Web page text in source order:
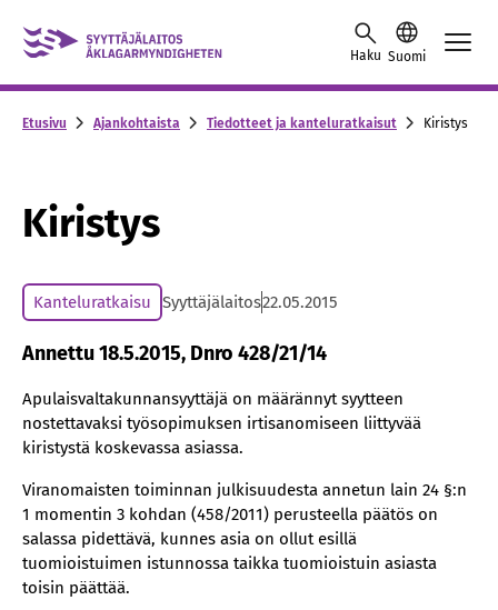
Siirry sisältöön
Haku Suomi
Etusivu Ajankohtaista Tiedotteet ja kanteluratkaisut Kiristys
Kiristys
Kanteluratkaisu Syyttäjälaitos22.05.2015
Annettu 18.5.2015, Dnro 428/21/14
Apulaisvaltakunnansyyttäjä on määrännyt syytteen
nostettavaksi työsopimuksen irtisanomiseen liittyvää
kiristystä koskevassa asiassa.
Viranomaisten toiminnan julkisuudesta annetun lain 24 §:n
1 momentin 3 kohdan (458/2011) perusteella päätös on
salassa pidettävä, kunnes asia on ollut esillä
tuomioistuimen istunnossa taikka tuomioistuin asiasta
toisin päättää.